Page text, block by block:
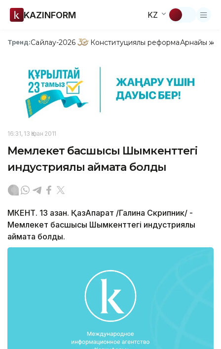
KAZINFORM KZ
Тренд:Сайлау-2026 Конституциялық реформаАрнайы
16:31, 13 Қазан 2011
Мемлекет басшысы Шымкенттегі
индустриялық аймақта болды
МКЕНТ. 13 қазан. ҚазАқпарат /Галина Скрипник/ -
Мемлекет басшысы Шымкенттегі индустриялық
аймақта болды.